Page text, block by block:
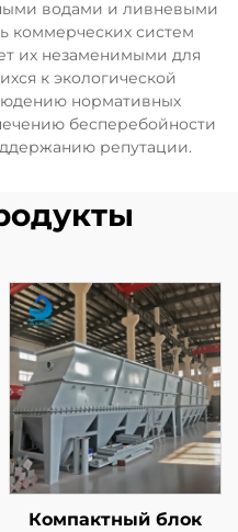
водами и ливневыми
коммерческих систем
их незаменимыми для
к экологической
нормативных
бесперебойности
репутации.
Компактный блок